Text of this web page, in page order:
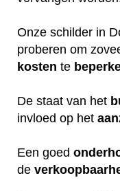
Onze schilder in
proberen om
kosten te
De staat van het
invloed op het
Een goed
de